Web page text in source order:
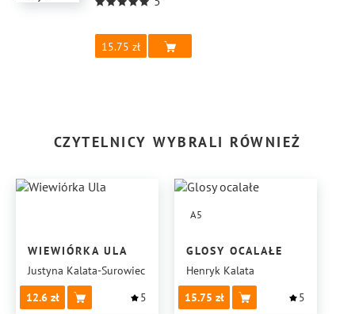
15.75
CZYTELNICY WYBRALI RÓWNIEŻ
WIEWIÓRKA ULA
Justyna Kalata-Surowiec
12.6
5
A5
GLOSY OCALAŁE
Henryk Kalata
15.75
5